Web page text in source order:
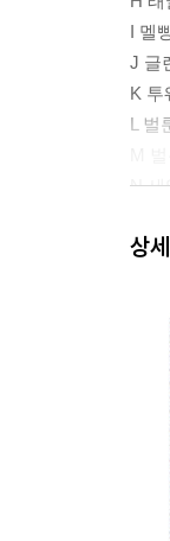
I 멜
J 글
K 투
L 벌
N 세
P 리
S 2
T
U
디
단
상